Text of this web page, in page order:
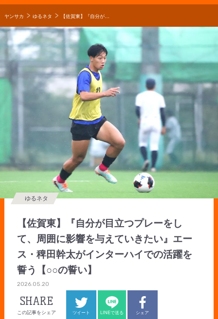
ヤンサカ ゆるネタ 【佐賀東】『自分が目立つプレーをして、周囲に影響を与えていきたい』エース・稗田幹太がインターハイでの活躍を誓う【○○の誓い】
【佐賀東】『自分が目立つプレーをし
て、周囲に影響を与えていきたい』エー
ス・稗田幹太がインターハイでの活躍を
誓う【○○の誓い】
ゆるネタ
2026.05.20
SHARE
この記事をシェア ツイート LINEで送る シェア